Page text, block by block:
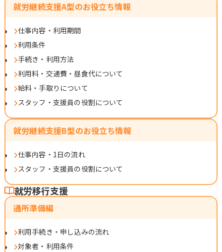
就労継続支援A型のお役立ち情報
仕事内容・利用期間
利用条件
手続き・利用方法
利用料・交通費・昼食代について
給料・手取りについて
スタッフ・支援員の役割について
就労継続支援B型のお役立ち情報
仕事内容・1日の流れ
スタッフ・支援員の役割について
就労移行支援
通所準備編
利用手続き・申し込みの流れ
対象者・利用条件